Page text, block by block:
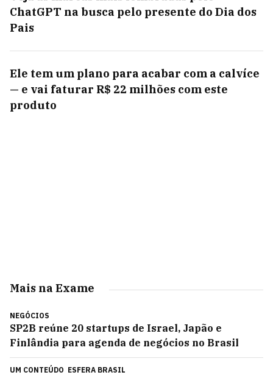
ChatGPT na busca pelo presente do Dia dos
Pais
Ele tem um plano para acabar com a calvíce
— e vai faturar R$ 22 milhões com este
produto
Mais na Exame
NEGÓCIOS
SP2B reúne 20 startups de Israel, Japão e
Finlândia para agenda de negócios no Brasil
UM CONTEÚDO ESFERA BRASIL